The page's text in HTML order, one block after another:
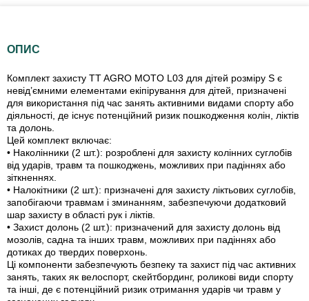
ОПИС
Комплект захисту TT AGRO MOTO L03 для дітей розміру S є
невід’ємними елементами екіпірування для дітей, призначені
для використання під час занять активними видами спорту або
діяльності, де існує потенційний ризик пошкодження колін, ліктів
та долонь.
Цей комплект включає:
• Наколінники (2 шт.): розроблені для захисту колінних суглобів
від ударів, травм та пошкоджень, можливих при падіннях або
зіткненнях.
• Налокітники (2 шт.): призначені для захисту ліктьових суглобів,
запобігаючи травмам і зминанням, забезпечуючи додатковий
шар захисту в області рук і ліктів.
• Захист долонь (2 шт.): призначений для захисту долонь від
мозолів, садна та інших травм, можливих при падіннях або
дотиках до твердих поверхонь.
Ці компоненти забезпечують безпеку та захист під час активних
занять, таких як велоспорт, скейтбординг, роликові види спорту
та інші, де є потенційний ризик отримання ударів чи травм у